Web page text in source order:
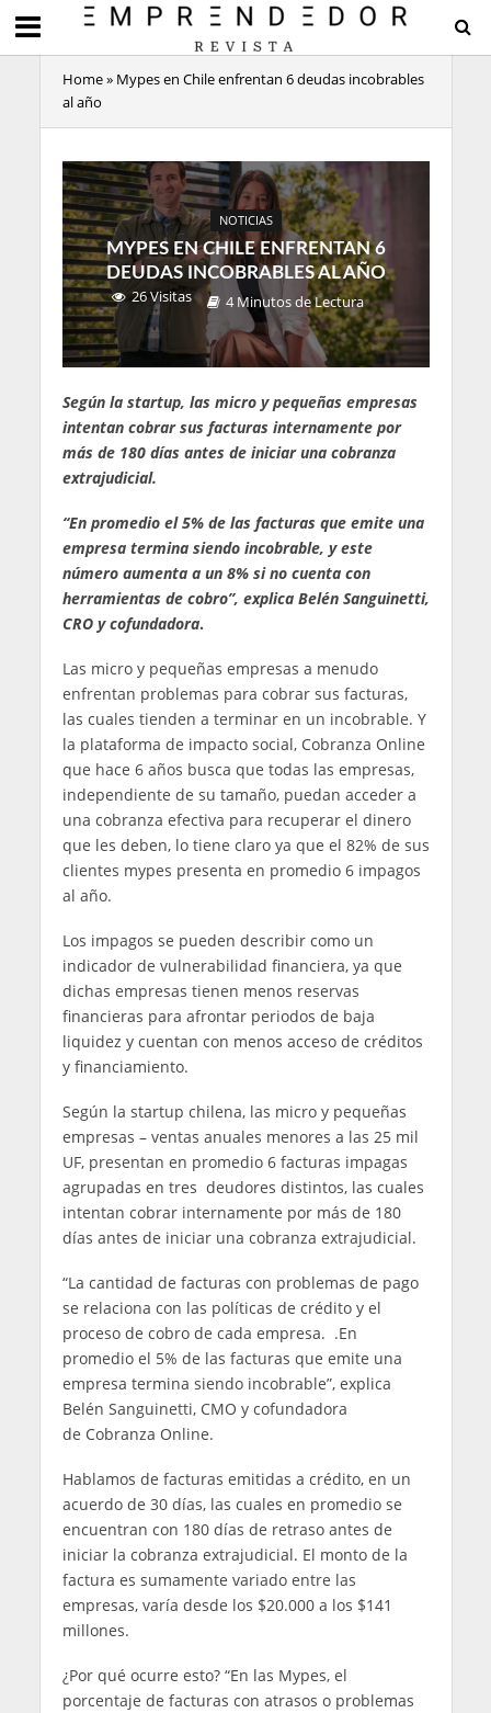
Home» Mypes en Chile enfrentan 6 deudas incobrables
al año
NOTICIAS
MYPES EN CHILE ENFRENTAN 6
DEUDAS INCOBRABLES AL AÑO
26 Visitas
4 Minutos de Lectura
Según la startup, las micro y pequeñas empresas
intentan cobrar sus facturas internamente por
más de 180 días antes de iniciar una cobranza
extrajudicial.
“En promedio el 5% de las facturas que emite una
empresa termina siendo incobrable, y este
número aumenta a un 8% si no cuenta con
herramientas de cobro”, explica Belén Sanguinetti,
CRO y cofundadora.
Las micro y pequeñas empresas a menudo
enfrentan problemas para cobrar sus facturas,
las cuales tienden a terminar en un incobrable. Y
la plataforma de impacto social, Cobranza Online
que hace 6 años busca que todas las empresas,
independiente de su tamaño, puedan acceder a
una cobranza efectiva para recuperar el dinero
que les deben, lo tiene claro ya que el 82% de sus
clientes mypes presenta en promedio 6 impagos
al año.
Los impagos se pueden describir como un
indicador de vulnerabilidad financiera, ya que
dichas empresas tienen menos reservas
financieras para afrontar periodos de baja
liquidez y cuentan con menos acceso de créditos
y financiamiento.
Según la startup chilena, las micro y pequeñas
empresas – ventas anuales menores a las 25 mil
UF, presentan en promedio 6 facturas impagas
agrupadas en tres deudores distintos, las cuales
intentan cobrar internamente por más de 180
días antes de iniciar una cobranza extrajudicial.
“La cantidad de facturas con problemas de pago
se relaciona con las políticas de crédito y el
proceso de cobro de cada empresa. .En
promedio el 5% de las facturas que emite una
empresa termina siendo incobrable”, explica
Belén Sanguinetti, CMO y cofundadora
de Cobranza Online.
Hablamos de facturas emitidas a crédito, en un
acuerdo de 30 días, las cuales en promedio se
encuentran con 180 días de retraso antes de
iniciar la cobranza extrajudicial. El monto de la
factura es sumamente variado entre las
empresas, varía desde los $20.000 a los $141
millones.
¿Por qué ocurre esto? “En las Mypes, el
porcentaje de facturas con atrasos o problemas